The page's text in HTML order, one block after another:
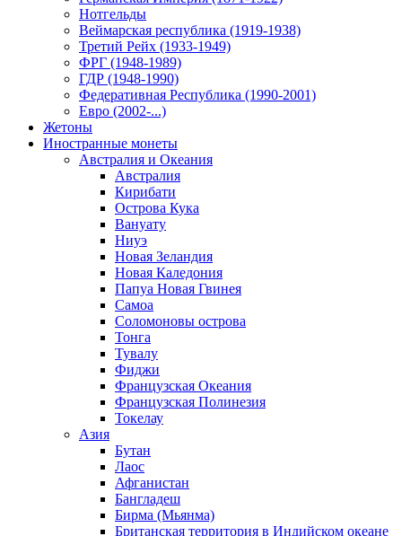
Нотгельды
Веймарская республика (1919-1938)
Третий Рейх (1933-1949)
ФРГ (1948-1989)
ГДР (1948-1990)
Федеративная Республика (1990-2001)
Евро (2002-...)
Жетоны
Иностранные монеты
Австралия и Океания
Австралия
Кирибати
Острова Кука
Вануату
Ниуэ
Новая Зеландия
Новая Каледония
Папуа Новая Гвинея
Самоа
Соломоновы острова
Тонга
Тувалу
Фиджи
Французская Океания
Французская Полинезия
Токелау
Азия
Бутан
Лаос
Афганистан
Бангладеш
Бирма (Мьянма)
Британская территория в Индийском океане